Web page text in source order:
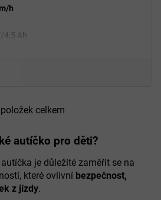
h
4,5 Ah
O
l
á
d
a
c
í
položek celkem
autíčko pro děti?
je důležité zaměřit se na
které ovlivní bezpečnost,
z jízdy.